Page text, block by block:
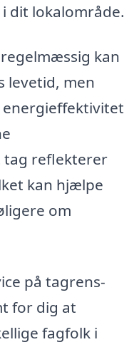
dit lokalområde.
kan
levetid, men
tag reflekterer
kan hjælpe
om
på tagrens-
for dig at
fagfolk i